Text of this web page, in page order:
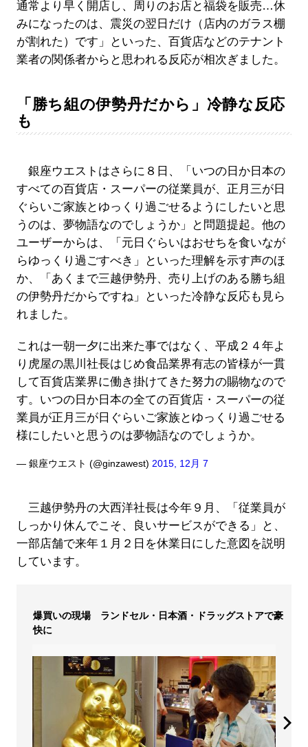
通常より早く開店し、周りのお店と福袋を販売…休
みになったのは、震災の翌日だけ（店内のガラス棚
が割れた）です」といった、百貨店などのテナント
業者の関係者からと思われる反応が相次ぎました。
「勝ち組の伊勢丹だから」冷静な反応
も
銀座ウエストはさらに８日、「いつの日か日本の
すべての百貨店・スーパーの従業員が、正月三が日
ぐらいご家族とゆっくり過ごせるようにしたいと思
うのは、夢物語なのでしょうか」と問題提起。他の
ユーザーからは、「元日ぐらいはおせちを食いなが
らゆっくり過ごすべき」といった理解を示す声のほ
か、「あくまで三越伊勢丹、売り上げのある勝ち組
の伊勢丹だからですね」といった冷静な反応も見ら
れました。
これは一朝一夕に出来た事ではなく、平成２４年よ
り虎屋の黒川社長はじめ食品業界有志の皆様が一貫
して百貨店業界に働き掛けてきた努力の賜物なので
す。いつの日か日本の全ての百貨店・スーパーの従
業員が正月三が日ぐらいご家族とゆっくり過ごせる
様にしたいと思うのは夢物語なのでしょうか。
— 銀座ウエスト (@ginzawest) 2015, 12月 7
三越伊勢丹の大西洋社長は今年９月、「従業員が
しっかり休んでこそ、良いサービスができる」と、
一部店舗で来年１月２日を休業日にした意図を説明
しています。
爆買いの現場 ランドセル・日本酒・ドラッグストアで豪
快に